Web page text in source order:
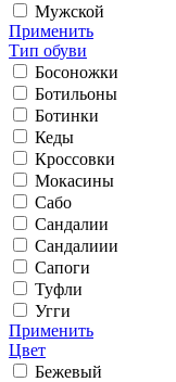
Мужской
Применить
Тип обуви
Босоножки
Ботильоны
Ботинки
Кеды
Кроссовки
Мокасины
Сабо
Сандалии
Сандалиии
Сапоги
Туфли
Угги
Применить
Цвет
Бежевый